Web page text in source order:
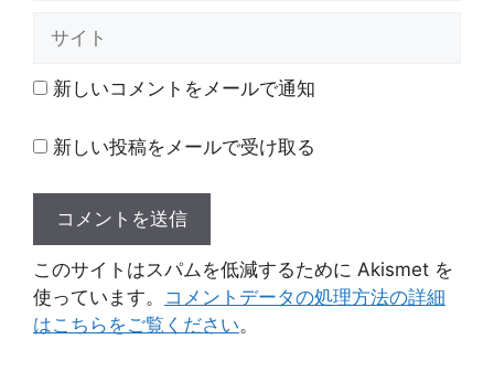
ト 新しいコメントをメールで通知
新しい投稿をメールで受け取る
このサイトはスパムを低減するために Akismet を
使っています。 コメントデータの処理方法の詳細
はこちらをご覧ください。